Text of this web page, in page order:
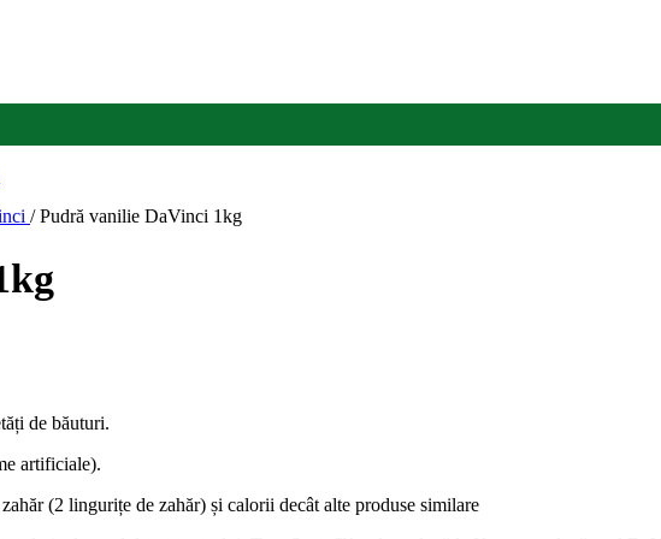
/ Pudră vanilie DaVinci 1kg
de băuturi.
artificiale).
(2 lingurițe de zahăr) și calorii decât alte produse similare